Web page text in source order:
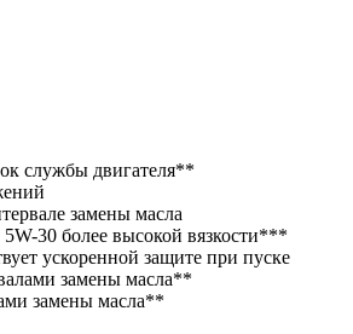
службы двигателя**
замены масла
30 более высокой вязкости***
ускоренной защите при пуске
замены масла**
замены масла**